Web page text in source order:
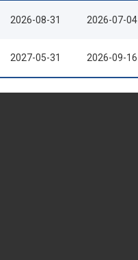
2026-08-31 2026-07-04
2027-05-31 2026-09-16